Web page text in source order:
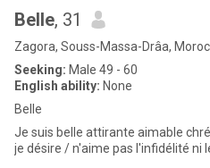
Belle, 31
Zagora, Souss-Massa-Drâa,
Seeking: Male 49 - 60
English ability: None
Belle
Je suis belle attirante aimable chrétienne attentionné c'est ce que
je